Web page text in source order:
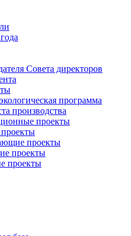
Совета директоров
программа
производства
проекты
проекты
проекты
проекты